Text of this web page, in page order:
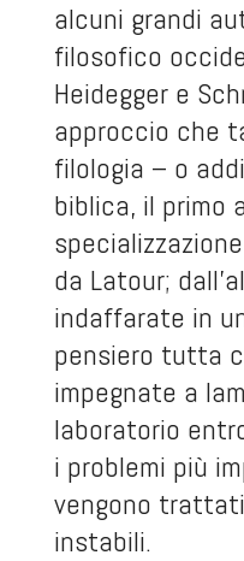
alcuni grandi
filosofico
Heidegger e
approccio che
filologia – o
biblica, il primo
da Latour;
indaffarate in
pensiero tutta
impegnate a
laboratorio
i problemi più
vengono
instabili.